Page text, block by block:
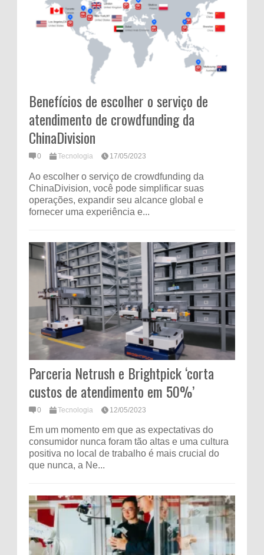
Benefícios de escolher o serviço de
atendimento de crowdfunding da
ChinaDivision
0 Tecnologia 17/05/2023
Ao escolher o serviço de crowdfunding da
ChinaDivision, você pode simplificar suas
operações, expandir seu alcance global e
fornecer uma experiência e...
Parceria Netrush e Brightpick ‘corta
custos de atendimento em 50%’
0 Tecnologia 12/05/2023
Em um momento em que as expectativas do
consumidor nunca foram tão altas e uma cultura
positiva no local de trabalho é mais crucial do
que nunca, a Ne...